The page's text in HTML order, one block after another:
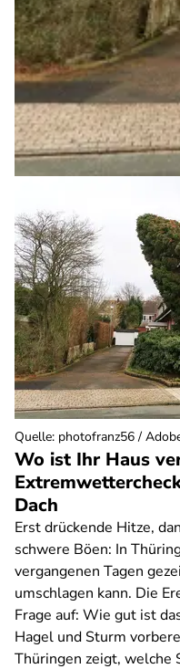
Wo ist Ihr Haus
Dach
Erst drückende Hitze,
schwere Böen: In
vergangenen Tagen
umschlagen kann. Die
Frage auf: Wie gut ist
Hagel und Sturm
Thüringen zeigt, welche
Quelle: photofranz56 /